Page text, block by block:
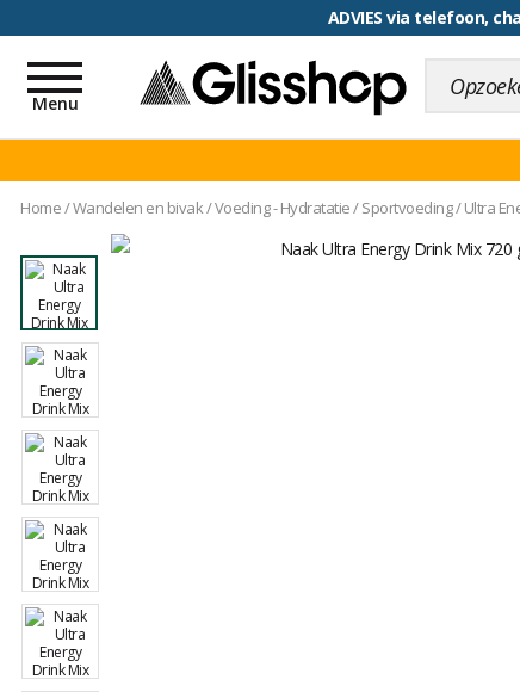
ADVIES via telefoon,
Toggle
navigation
Menu
Home/Wandelen en bivak/Voeding - Hydratatie/Sportvoeding/Ultra